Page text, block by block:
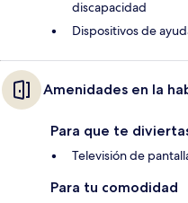
discapacidad
Dispositivos de
Amenidades en la
Para que te
Televisión de
Para tu comodidad